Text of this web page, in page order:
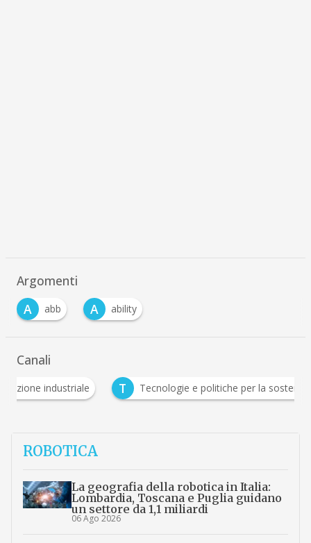
Argomenti
A
abb A ability
Canali
industriale T Tecnologie e politiche per la sostenibilità
ROBOTICA
La geografia della robotica in Italia:
Lombardia, Toscana e Puglia guidano
un settore da 1,1 miliardi
06 Ago 2026